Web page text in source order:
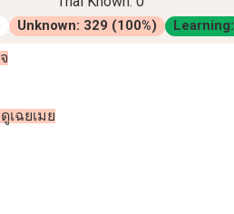
Unknown: 329 (100%) Learning:
ดูเฉยเมย